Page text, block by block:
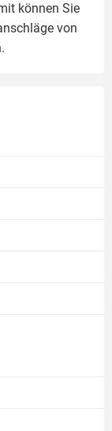
können Sie
von